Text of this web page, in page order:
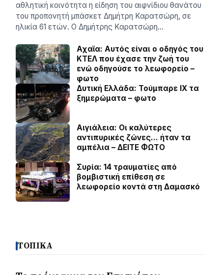
αθλητική κοινότητα η είδηση του αιφνίδιου θανάτου
του προπονητή μπάσκετ Δημήτρη Καρατσώρη, σε
ηλικία 61 ετών. Ο Δημήτρης Καρατσώρη…
Αχαϊα: Αυτός είναι ο οδηγός του
ΚΤΕΛ που έχασε την ζωή του
ενώ οδηγούσε το λεωφορείο –
φωτο
Δυτική Ελλάδα: Τούμπαρε ΙΧ τα
ξημερώματα – φωτο
Αιγιάλεια: Οι καλύτερες
αντιπυρικές ζώνες… ήταν τα
αμπέλια – ΔΕΙΤΕ ΦΩΤΟ
Συρία: 14 τραυματίες από
βομβιστική επίθεση σε
λεωφορείο κοντά στη Δαμασκό
ΤΟΠΙΚΑ